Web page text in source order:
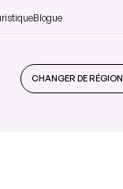
Blogue
CHANGER DE RÉGION